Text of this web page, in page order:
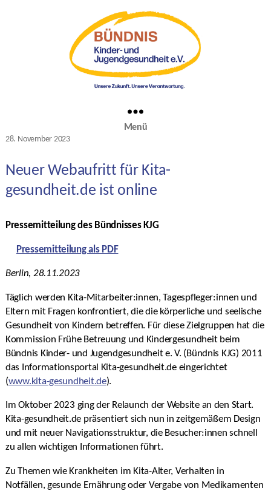
Menü
Kategorien
Veröffentlichungsdatum
28. November 2023
Neuer Webaufritt für Kita-
gesundheit.de ist online
Pressemitteilung des Bündnisses KJG
Pressemitteilung als PDF
Berlin, 28.11.2023
Täglich werden Kita-Mitarbeiter:innen, Tagespfleger:innen und
Eltern mit Fragen konfrontiert, die die körperliche und seelische
Gesundheit von Kindern betreffen. Für diese Zielgruppen hat die
Kommission Frühe Betreuung und Kindergesundheit beim
Bündnis Kinder- und Jugendgesundheit e. V. (Bündnis KJG) 2011
das Informationsportal Kita-gesundheit.de eingerichtet
(www.kita-gesundheit.de).
Im Oktober 2023 ging der Relaunch der Website an den Start.
Kita-gesundheit.de präsentiert sich nun in zeitgemäßem Design
und mit neuer Navigationsstruktur, die Besucher:innen schnell
zu allen wichtigen Informationen führt.
Zu Themen wie Krankheiten im Kita-Alter, Verhalten in
Notfällen, gesunde Ernährung oder Vergabe von Medikamenten